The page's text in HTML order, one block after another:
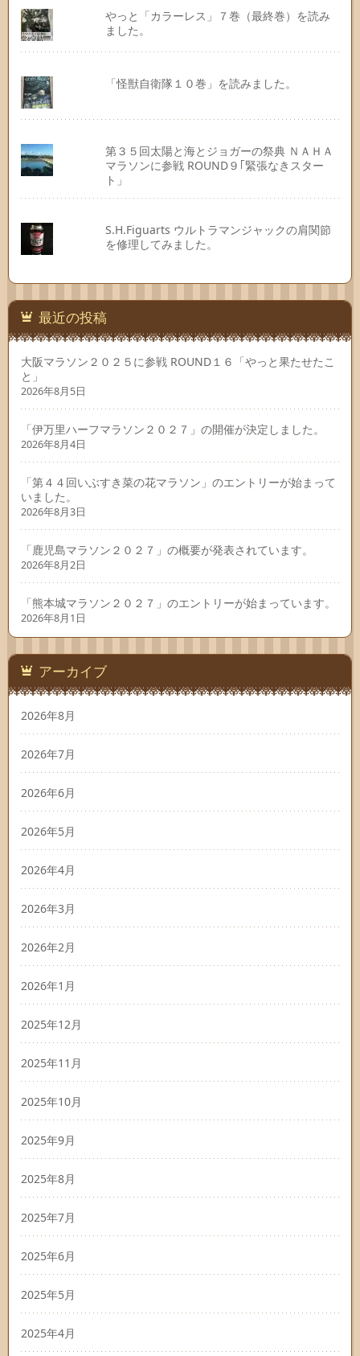
やっと「カラーレス」７巻（最終巻）を読み
ました。
「怪獣自衛隊１０巻」を読みました。
第３５回太陽と海とジョガーの祭典 ＮＡＨＡ
マラソンに参戦 ROUND９｢緊張なきスター
ト」
S.H.Figuarts ウルトラマンジャックの肩関節
を修理してみました。
最近の投稿
大阪マラソン２０２５に参戦 ROUND１６「やっと果たせたこ
と」
2026年8月5日
「伊万里ハーフマラソン２０２７」の開催が決定しました。
2026年8月4日
「第４４回いぶすき菜の花マラソン」のエントリーが始まって
いました。
2026年8月3日
「鹿児島マラソン２０２７」の概要が発表されています。
2026年8月2日
「熊本城マラソン２０２７」のエントリーが始まっています。
2026年8月1日
アーカイブ
2026年8月
2026年7月
2026年6月
2026年5月
2026年4月
2026年3月
2026年2月
2026年1月
2025年12月
2025年11月
2025年10月
2025年9月
2025年8月
2025年7月
2025年6月
2025年5月
2025年4月